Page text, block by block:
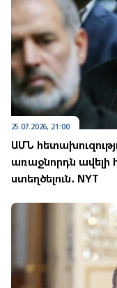
25.07.2026, 21:00
ԱՄՆ
առաջնորդն ավելի
ստեղծելուն․ NYT